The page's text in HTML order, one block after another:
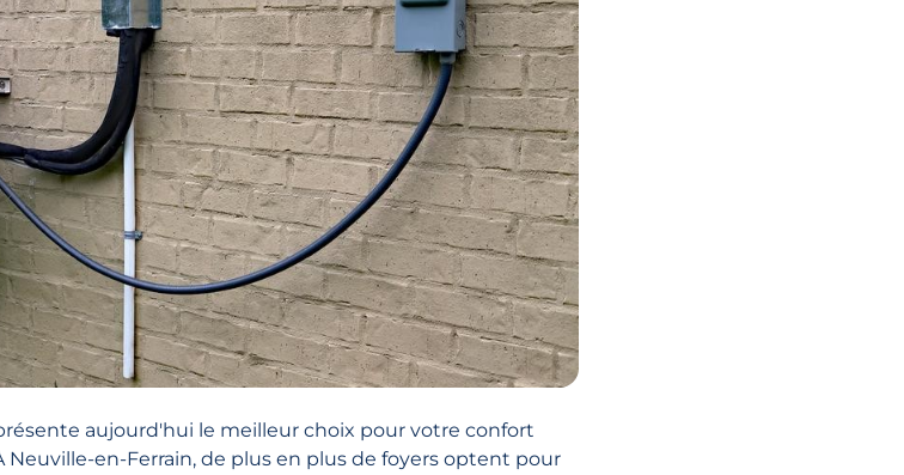
aujourd'hui le meilleur choix pour votre confort
en-Ferrain, de plus en plus de foyers optent pour